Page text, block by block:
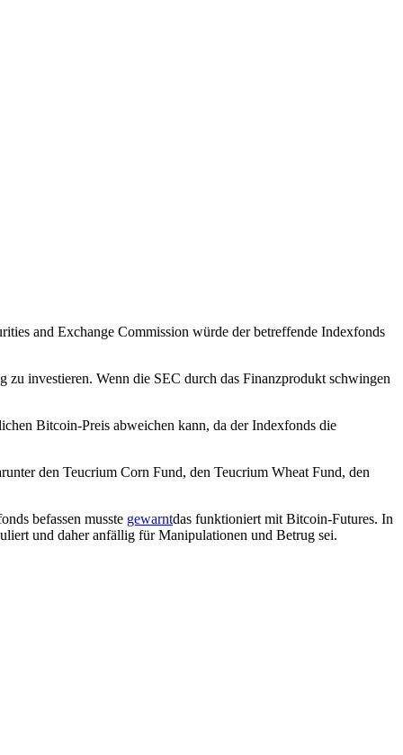
and Exchange Commission würde der betreffende Indexfonds
investieren. Wenn die SEC durch das Finanzprodukt schwingen
Bitcoin-Preis abweichen kann, da der Indexfonds die
den Teucrium Corn Fund, den Teucrium Wheat Fund, den
befassen musste gewarntdas funktioniert mit Bitcoin-Futures. In
und daher anfällig für Manipulationen und Betrug sei.